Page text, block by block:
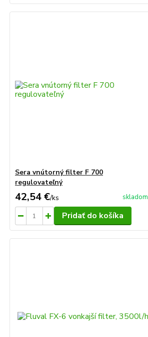
Sera vnútorný filter F 700
regulovateľný
42,54 €/ks skladom
Pridať do košíka